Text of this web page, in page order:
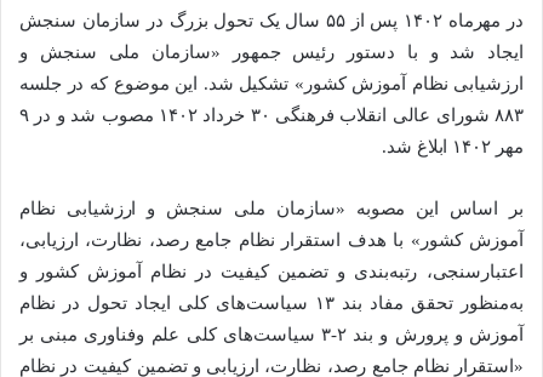
در مهرماه ۱۴۰۲ پس از ۵۵ سال یک تحول بزرگ در سازمان سنجش
ایجاد شد و با دستور رئیس جمهور «سازمان ملی سنجش و
ارزشیابی نظام آموزش کشور» تشکیل شد. این موضوع که در جلسه
۸۸۳ شورای عالی انقلاب فرهنگی ۳۰ خرداد ۱۴۰۲ مصوب شد و در ۹
مهر ۱۴۰۲ ابلاغ شد.
بر اساس این مصوبه «سازمان ملی سنجش و ارزشیابی نظام
آموزش کشور» با هدف استقرار نظام جامع رصد، نظارت، ارزیابی،
اعتبارسنجی، رتبه‌بندی و تضمین کیفیت در نظام آموزش کشور و
به‌منظور تحقق مفاد بند ۱۳ سیاست‌های کلی ایجاد تحول در نظام
آموزش و پرورش و بند ۲-۳ سیاست‌های کلی علم وفناوری مبنی بر
«استقرار نظام جامع رصد، نظارت، ارزیابی و تضمین کیفیت در نظام